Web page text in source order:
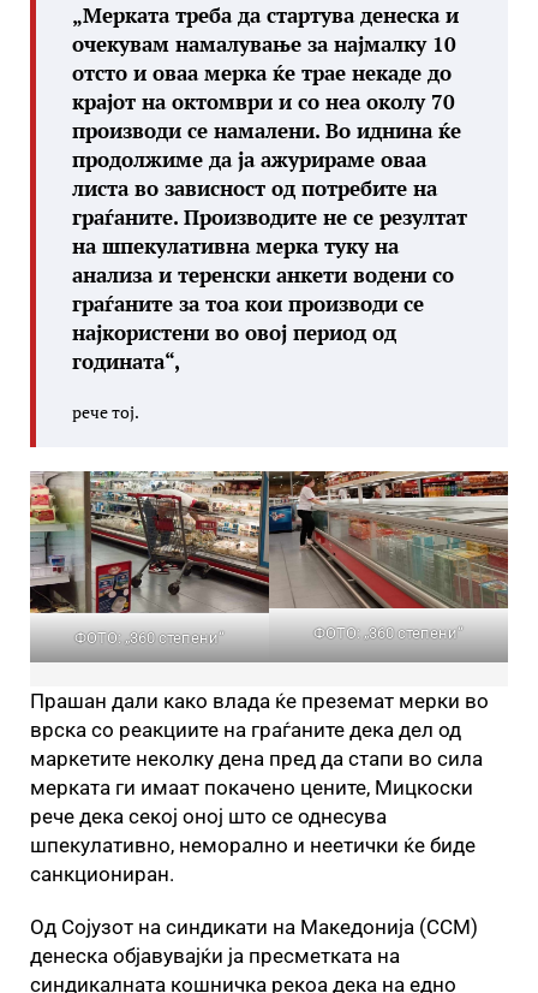
„Мерката треба да стартува денеска и
очекувам намалување за најмалку 10
отсто и оваа мерка ќе трае некаде до
крајот на октомври и со неа околу 70
производи се намалени. Во иднина ќе
продолжиме да ја ажурираме оваа
листа во зависност од потребите на
граѓаните. Производите не се резултат
на шпекулативна мерка туку на
анализа и теренски анкети водени со
граѓаните за тоа кои производи се
најкористени во овој период од
годината“,
рече тој.
ФОТО: „360 степени“ ФОТО: „360 степени“
Прашан дали како влада ќе преземат мерки во
врска со реакциите на граѓаните дека дел од
маркетите неколку дена пред да стапи во сила
мерката ги имаат покачено цените, Мицкоски
рече дека секој оној што се однесува
шпекулативно, неморално и неетички ќе биде
санкциониран.
Од Сојузот на синдикати на Македонија (ССМ)
денеска објавувајќи ја пресметката на
синдикалната кошничка рекоа дека на едно